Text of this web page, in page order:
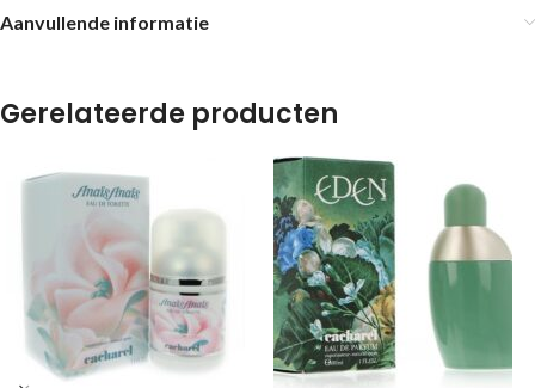
Aanvullende informatie
Gerelateerde producten